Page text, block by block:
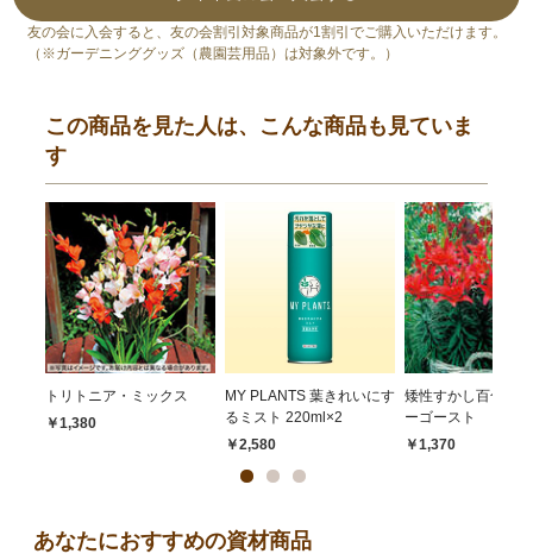
友の会に入会すると、友の会割引対象商品が1割引でご購入いただけます。
（※ガーデニンググッズ（農園芸用品）は対象外です。）
この商品を見た人は、こんな商品も見ていま
す
トリトニア・ミックス
￥1,380
MY PLANTS 葉きれいにす
るミスト 220ml×2
￥2,580
矮性すかし百合・
ーゴースト
￥1,370
あなたにおすすめの資材商品